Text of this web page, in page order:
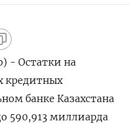
- Остатки на
кредитных
банке Казахстана
590,913 миллиарда